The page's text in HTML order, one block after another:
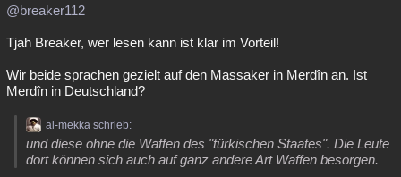
@breaker112
Tjah Breaker, wer lesen kann ist klar im Vorteil!
Wir beide sprachen gezielt auf den Massaker in Merdîn an. Ist
Merdîn in Deutschland?
al-mekka schrieb:
und diese ohne die Waffen des "türkischen Staates". Die Leute
dort können sich auch auf ganz andere Art Waffen besorgen.